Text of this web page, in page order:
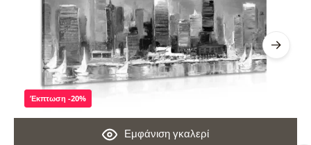
Εμφάνιση γκαλερί
Έκπτωση -20%